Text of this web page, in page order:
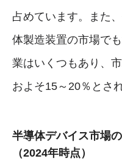
占めています。また
体製造装置の市場で
業はいくつもあり、
およそ15～20％とさ
半導体デバイス市場
（2024年時点）